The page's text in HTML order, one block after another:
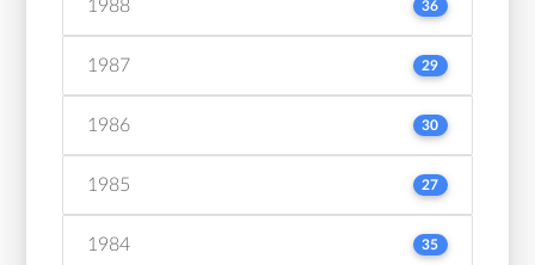
1988 36
1987 29
1986 30
1985 27
1984 35